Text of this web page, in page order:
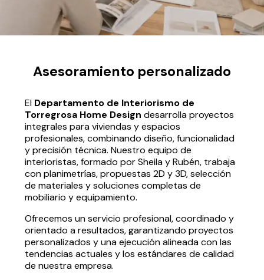
Asesoramiento personalizado
El Departamento de Interiorismo de
Torregrosa Home Design desarrolla proyectos
integrales para viviendas y espacios
profesionales, combinando diseño, funcionalidad
y precisión técnica. Nuestro equipo de
interioristas, formado por Sheila y Rubén, trabaja
con planimetrías, propuestas 2D y 3D, selección
de materiales y soluciones completas de
mobiliario y equipamiento.
Ofrecemos un servicio profesional, coordinado y
orientado a resultados, garantizando proyectos
personalizados y una ejecución alineada con las
tendencias actuales y los estándares de calidad
de nuestra empresa.